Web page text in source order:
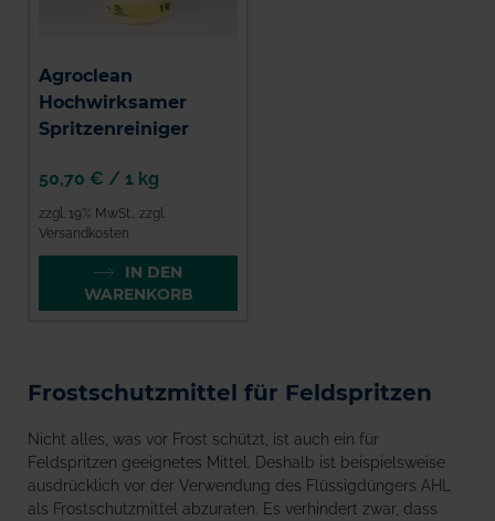
Agroclean
Hochwirksamer
Spritzenreiniger
zzgl. 19% MwSt., zzgl.
Versandkosten
50,70 € / 1 kg
IN DEN
WARENKORB
Frostschutzmittel für Feldspritzen
Nicht alles, was vor Frost schützt, ist auch ein für
Feldspritzen geeignetes Mittel. Deshalb ist beispielsweise
ausdrücklich vor der Verwendung des Flüssigdüngers AHL
als Frostschutzmittel abzuraten. Es verhindert zwar, dass